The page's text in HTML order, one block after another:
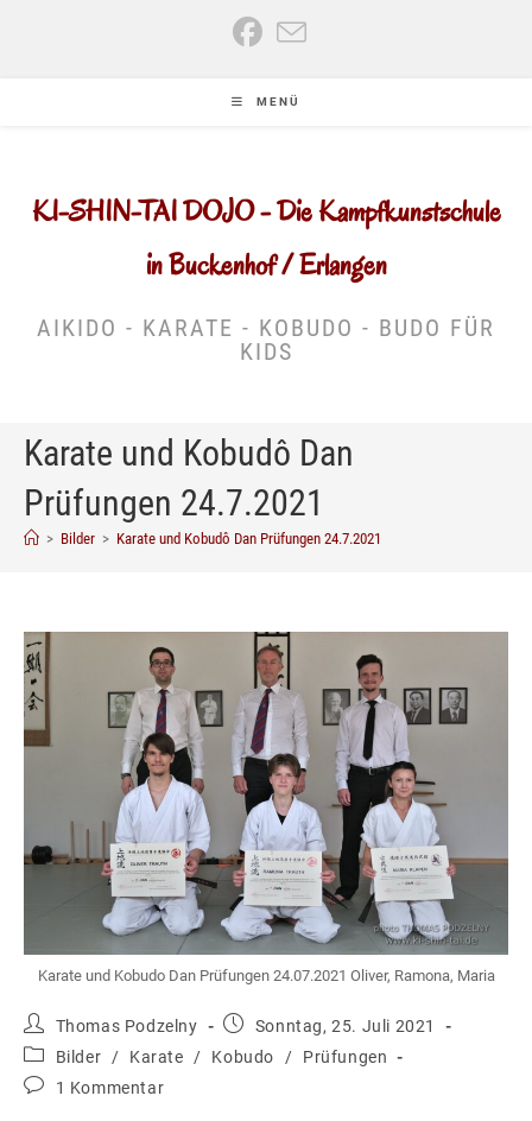
MENÜ
KI-SHIN-TAI DOJO - Die Kampfkunstschule
in Buckenhof / Erlangen
AIKIDO - KARATE - KOBUDO - BUDO FÜR
KIDS
Karate und Kobudô Dan
Prüfungen 24.7.2021
> Bilder > Karate und Kobudô Dan Prüfungen 24.7.2021
Karate und Kobudo Dan Prüfungen 24.07.2021 Oliver, Ramona, Maria
Beitrags-
Autor:
Thomas Podzelny
Beitrag
veröffentlicht:
Sonntag, 25. Juli 2021
Beitrags-
Kategorie:
Bilder / Karate / Kobudo /
Prüfungen
Beitrags-
1 Kommentar